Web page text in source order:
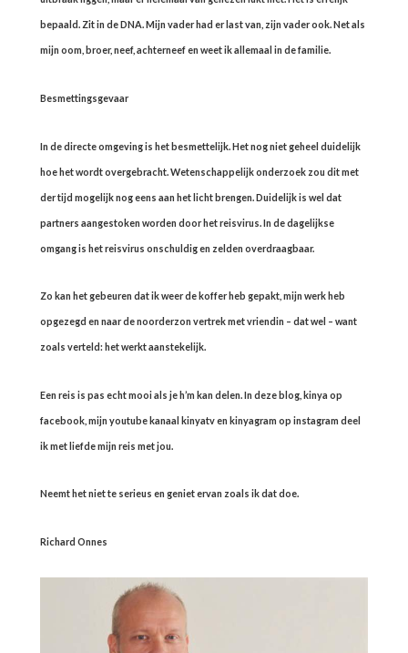
bepaald. Zit in de DNA. Mijn vader had er last van, zijn vader ook. Net als
mijn oom, broer, neef, achterneef en weet ik allemaal in de familie.
Besmettingsgevaar
In de directe omgeving is het besmettelijk. Het nog niet geheel duidelijk
hoe het wordt overgebracht. Wetenschappelijk onderzoek zou dit met
der tijd mogelijk nog eens aan het licht brengen. Duidelijk is wel dat
partners aangestoken worden door het reisvirus. In de dagelijkse
omgang is het reisvirus onschuldig en zelden overdraagbaar.
Zo kan het gebeuren dat ik weer de koffer heb gepakt, mijn werk heb
opgezegd en naar de noorderzon vertrek met vriendin – dat wel – want
zoals verteld: het werkt aanstekelijk.
Een reis is pas echt mooi als je h’m kan delen. In deze blog, kinya op
facebook, mijn youtube kanaal kinyatv en kinyagram op instagram deel
ik met liefde mijn reis met jou.
Neemt het niet te serieus en geniet ervan zoals ik dat doe.
Richard Onnes